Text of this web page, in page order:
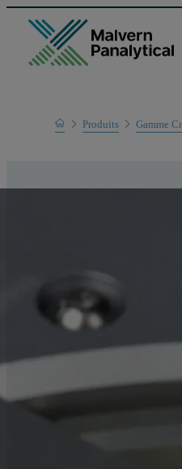
HomeProduits
Gamme de
Gamme